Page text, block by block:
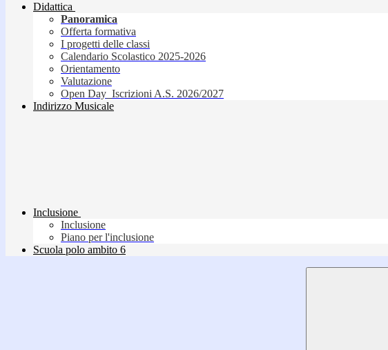
Didattica
Panoramica
Offerta formativa
I progetti delle classi
Calendario Scolastico 2025-2026
Orientamento
Valutazione
Open Day_Iscrizioni A.S. 2026/2027
Indirizzo Musicale
Inclusione
Inclusione
Piano per l'inclusione
Scuola polo ambito 6